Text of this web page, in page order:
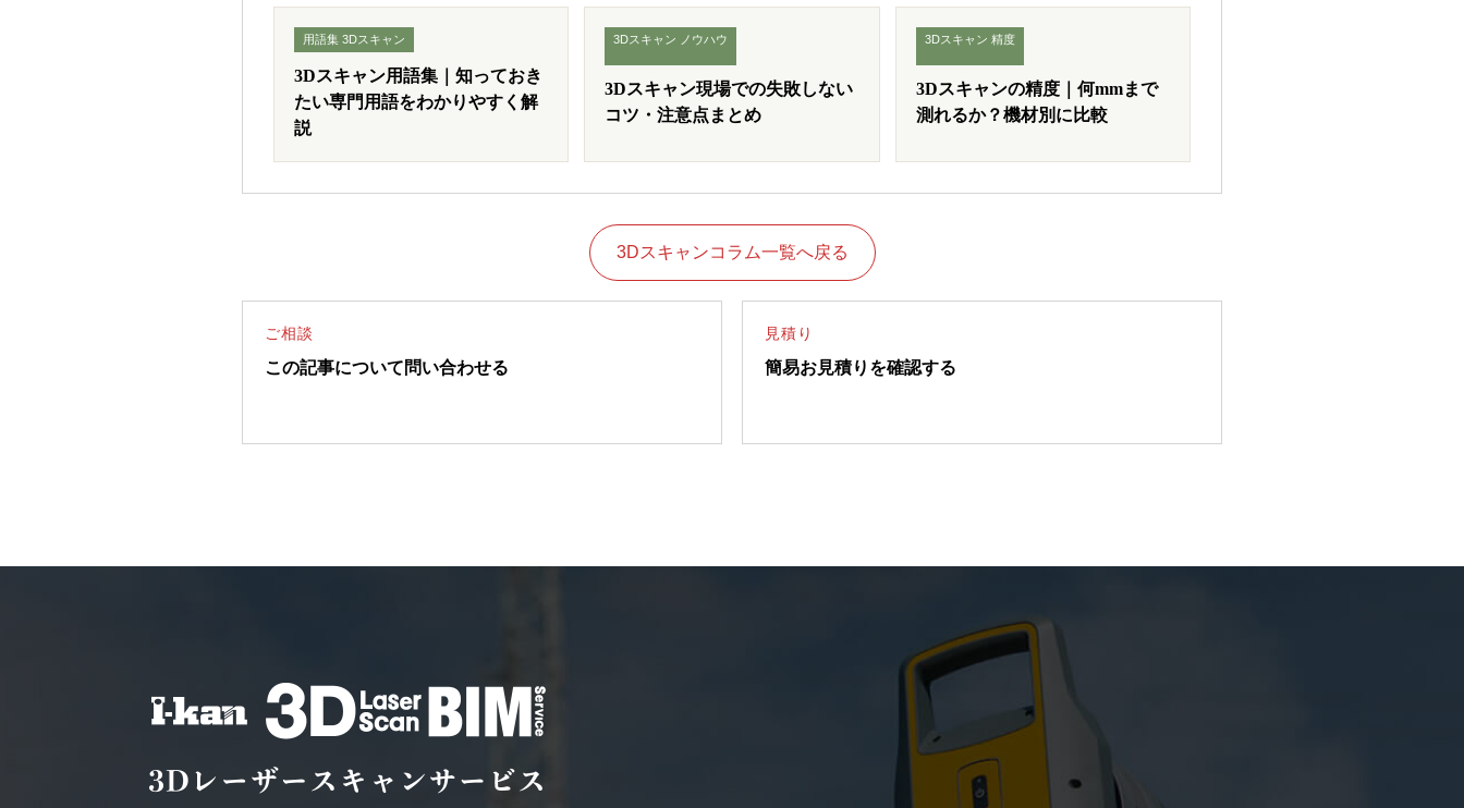
用語集 3Dスキャン
3Dスキャン用語集｜知っておき
たい専門用語をわかりやすく解
説
3Dスキャン ノウハウ
3Dスキャン現場での失敗しない
コツ・注意点まとめ
3Dスキャン 精度
3Dスキャンの精度｜何mmまで
測れるか？機材別に比較
3Dスキャンコラム一覧へ戻る
ご相談
この記事について問い合わせる
見積り
簡易お見積りを確認する